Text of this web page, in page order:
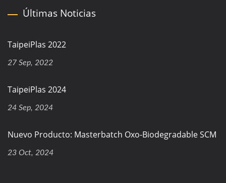
Últimas Noticias
TaipeiPlas 2022
27 Sep, 2022
TaipeiPlas 2024
24 Sep, 2024
Nuevo Producto: Masterbatch Oxo-Biodegradable SCM
23 Oct, 2024